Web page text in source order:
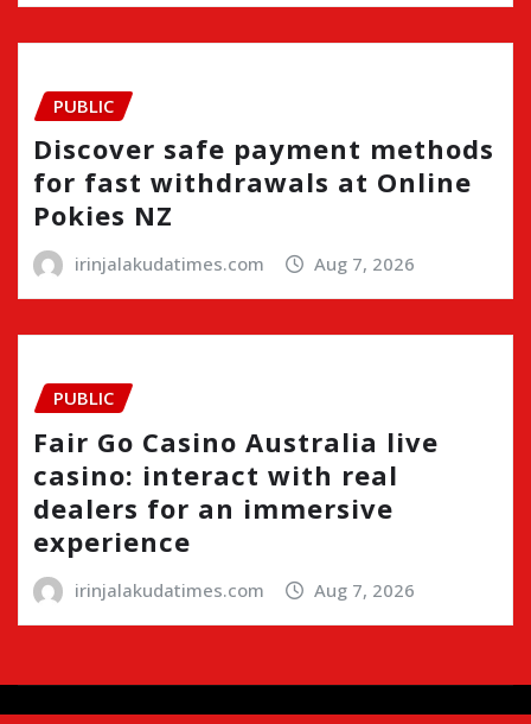
PUBLIC
Discover safe payment methods
for fast withdrawals at Online
Pokies NZ
irinjalakudatimes.com Aug 7, 2026
PUBLIC
Fair Go Casino Australia live
casino: interact with real
dealers for an immersive
experience
irinjalakudatimes.com Aug 7, 2026